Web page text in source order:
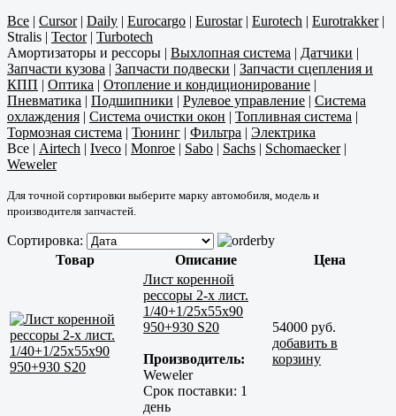
Все | Cursor| Daily | Eurocargo | Eurostar| Eurotech | Eurotrakker|
Stralis | Tector| Turbotech
Амортизаторы и рессоры | Выхлопная система | Датчики |
Запчасти кузова | Запчасти подвески | Запчасти сцепления и
КПП | Оптика | Отопление и кондиционирование |
Пневматика | Подшипники | Рулевое управление | Система
охлаждения | Система очистки окон | Топливная система |
Тормозная система | Тюнинг | Фильтра | Электрика
Все | Airtech | Iveco | Monroe | Sabo | Sachs | Schomaecker|
Weweler
Для точной сортировки выберите марку автомобиля, модель и
производителя запчастей.
Сортировка:
Товар
Описание
Цена
Лист коренной
рессоры 2-х лист.
1/40+1/25x55x90
950+930 S20
Производитель:
Weweler
Срок поставки: 1
день
54000 руб.
добавить в
корзину